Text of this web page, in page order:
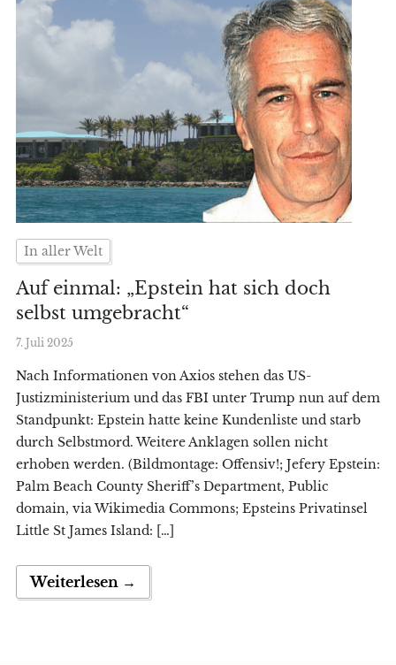
In aller Welt
Auf einmal: „Epstein hat sich doch
selbst umgebracht“
7. Juli 2025
Nach Informationen von Axios stehen das US-
Justizministerium und das FBI unter Trump nun auf dem
Standpunkt: Epstein hatte keine Kundenliste und starb
durch Selbstmord. Weitere Anklagen sollen nicht
erhoben werden. (Bildmontage: Offensiv!; Jefery Epstein:
Palm Beach County Sheriff’s Department, Public
domain, via Wikimedia Commons; Epsteins Privatinsel
Little St James Island: […]
Weiterlesen →